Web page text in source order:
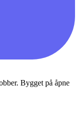
Bygget på åpne